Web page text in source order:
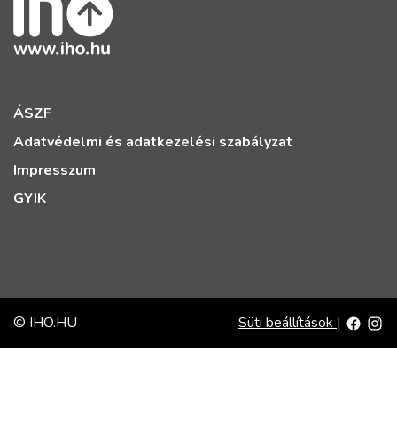
ÁSZF
Adatvédelmi és adatkezelési szabályzat
Impresszum
GYIK
© IHO.HU Süti beállítások |